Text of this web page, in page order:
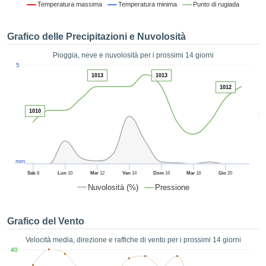
tramite
per
senza
clic sul
Temperatura massima Temperatura minima Punto di rugiada
Grafico delle Precipitazioni e Nuvolosità
Pioggia, neve e nuvolosità per i prossimi 14 giorni
Nuvolosità (%) Pressione
50
Sab8 Lun 10 Mer12 Ven14 Dom16 Mar18 Gio 20
5
mm
1010
1013
1013
1012
Grafico del Vento
Velocità media, direzione e raffiche di vento per i prossimi 14 giorni
40